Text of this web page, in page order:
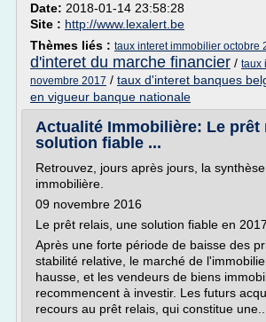
Date: 2018-01-14 23:58:28
Site : http://www.lexalert.be
Thèmes liés : taux interet immobilier octobre
d'interet du marche financier / taux
novembre 2017 / taux d'interet banques
en vigueur banque nationale
Actualité Immobilière: Le prêt
solution fiable ...
Retrouvez, jours après jours, la
immobilière.
09 novembre 2016
Le prêt relais, une solution fiable en
Après une forte période de baisse des
stabilité relative, le marché de
hausse, et les vendeurs de biens
recommencent à investir. Les futurs
recours au prêt relais, qui constitue une...